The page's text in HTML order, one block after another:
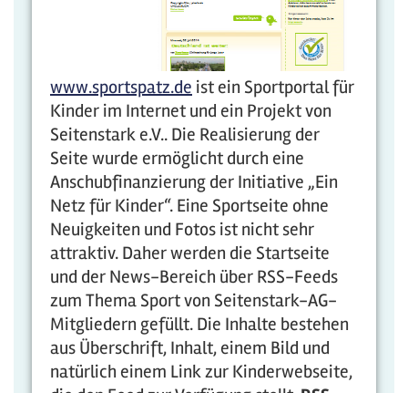
www.sportspatz.de ist ein Sportportal für
Kinder im Internet und ein Projekt von
Seitenstark e.V.. Die Realisierung der
Seite wurde ermöglicht durch eine
Anschubfinanzierung der Initiative „Ein
Netz für Kinder“. Eine Sportseite ohne
Neuigkeiten und Fotos ist nicht sehr
attraktiv. Daher werden die Startseite
und der News-Bereich über RSS-Feeds
zum Thema Sport von Seitenstark-AG-
Mitgliedern gefüllt. Die Inhalte bestehen
aus Überschrift, Inhalt, einem Bild und
natürlich einem Link zur Kinderwebseite,